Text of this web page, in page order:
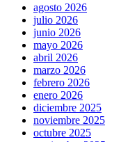
agosto 2026
julio 2026
junio 2026
mayo 2026
abril 2026
marzo 2026
febrero 2026
enero 2026
diciembre 2025
noviembre 2025
octubre 2025